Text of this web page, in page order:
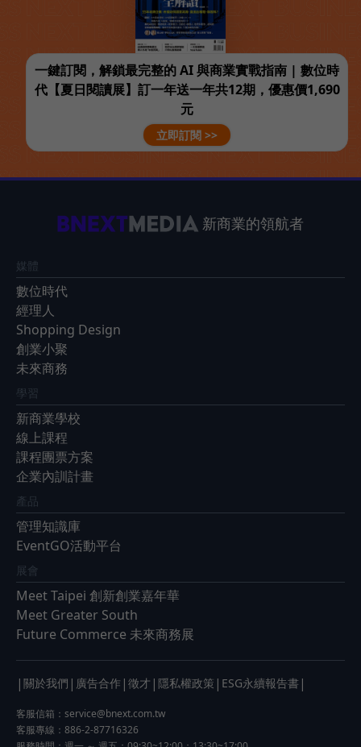
一鍵訂閱，解鎖最完整的 AI 與商業實戰指南 | 數位時
代【夏日閱讀展】訂一年送一年共12期，優惠價1,690
元
立即訂閱 >>
新商業的領航者
媒體
數位時代
經理人
Shopping Design
創業小聚
未來商務
學習
新商業學校
線上課程
課程團票方案
企業內訓計畫
產品
管理知識庫
EventGO活動平台
展會
Meet Taipei 創新創業嘉年華
Meet Greater South
Future Commerce 未來商務展
| 關於我們 | 廣告合作 | 徵才 | 隱私權政策 | ESG永續報告書 |
客服信箱： service@bnext.com.tw
客服專線：886-2-87716326